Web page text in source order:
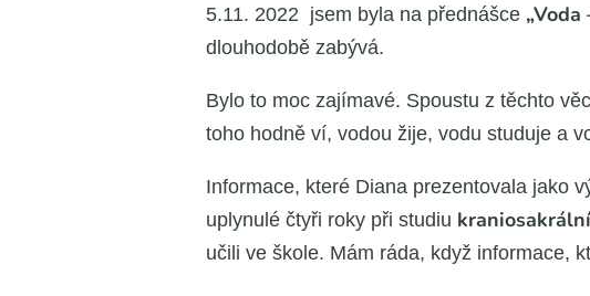
5.11. 2022 jsem byla na před­náš­ce
dlou­ho­do­bě zabý­vá.
Bylo to moc zají­ma­vé. Spous­tu z těch­to
toho hod­ně ví, vodou žije, vodu stu­du­je a
Infor­ma­ce, kte­ré Dia­na pre­zen­to­va­la jako
uply­nu­lé čty­ři roky při stu­diu
uči­li ve ško­le. Mám ráda, když infor­ma­ce,